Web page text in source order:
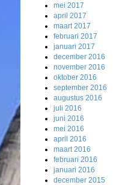
mei 2017
april 2017
maart 2017
februari 2017
januari 2017
december 2016
november 2016
oktober 2016
september 2016
augustus 2016
juli 2016
juni 2016
mei 2016
april 2016
maart 2016
februari 2016
januari 2016
december 2015